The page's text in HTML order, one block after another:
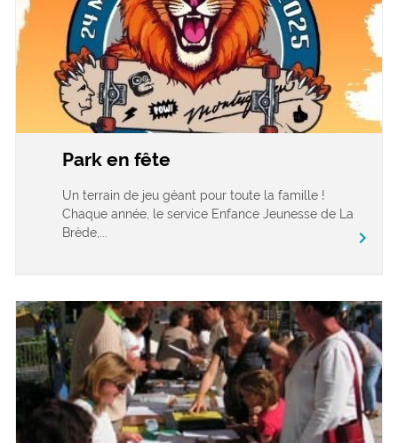
Park en fête
Un terrain de jeu géant pour toute la famille !
Chaque année, le service Enfance Jeunesse de La
Brède,...
chevron_right